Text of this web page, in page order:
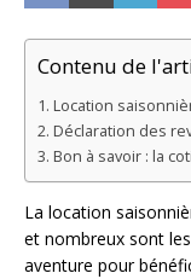
Contenu de
Location
Déclaration des
Bon à savoir : la
La location
et nombreux sont
aventure pour